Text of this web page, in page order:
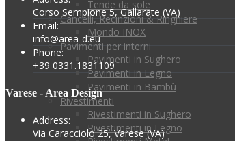
Tende da sole
Cancelli, Recinzioni & Ringhiere
Mondo INOX
Pavimenti per interni
Pavimenti in Sughero
Pavimenti in Legno
Pavimenti in Bambù
Rivestimenti
Rivestimenti in Sughero
Rivestimenti in Legno
Corso Sempione 5, Gallarate (VA)
Email:
info@area-d.eu
Phone:
+39 0331.1831109
Varese - Area Design
Address:
Via Caracciolo 25, Varese (VA)